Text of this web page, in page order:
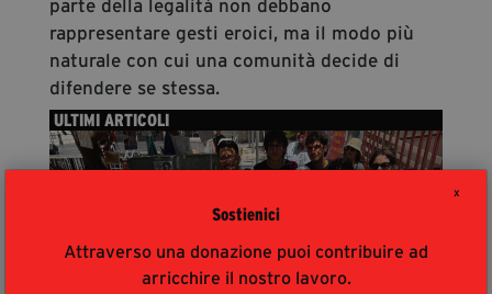
X
Sostienici
Attraverso una donazione puoi contribuire ad
arricchire il nostro lavoro.
parte della legalità non debbano
rappresentare gesti eroici, ma il modo più
naturale con cui una comunità decide di
difendere se stessa.
ULTIMI ARTICOLI